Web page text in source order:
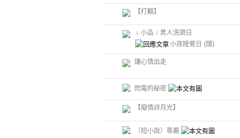
【打翻】
﹝小品﹞男人洗頭日
小孩睡覺日 (隱)
讓心情出走
閃電的秘密
【癡情詩月光】
（短小說）尊嚴